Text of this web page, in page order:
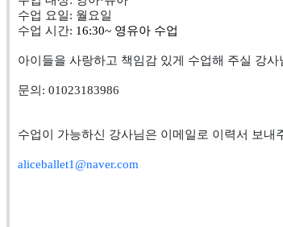
수업 요일: 월요일
수업 시간: 16:30~ 영유아 수업
아이들을 사랑하고 책임감 있게 수업해 주실 강
문의: 01023183986
수업이 가능하신 강사님은 이메일로 이력서 보내
aliceballet1@naver.com